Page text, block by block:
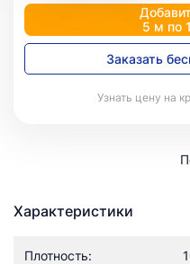
5 м по
Заказать
Узнать цену на
Характеристики
Плотность: